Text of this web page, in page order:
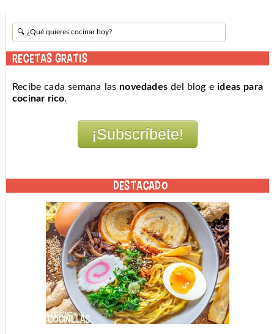
RECETAS GRATIS
Recibe cada semana las novedades del blog eideas para
cocinar rico.
DESTACADO